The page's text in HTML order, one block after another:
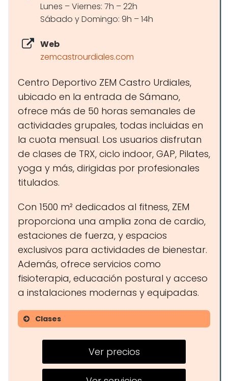
Lunes – Viernes: 7h – 22h
Sábado y Domingo: 9h – 14h
Web
zemcastrourdiales.com
Centro Deportivo ZEM Castro Urdiales,
ubicado en la entrada de Sámano,
ofrece más de 50 horas semanales de
actividades grupales, todas incluidas en
la cuota mensual. Los usuarios disfrutan
de clases de TRX, ciclo indoor, GAP, Pilates,
yoga y más, dirigidas por profesionales
titulados.
Con 1500 m² dedicados al fitness, ZEM
proporciona una amplia zona de cardio,
estaciones de fuerza, y espacios
exclusivos para actividades de bienestar.
Además, ofrece servicios como
fisioterapia, educación postural y acceso
a instalaciones modernas y equipadas.
Clases
TRX
Ciclo Indoor
GAP
Ver precios